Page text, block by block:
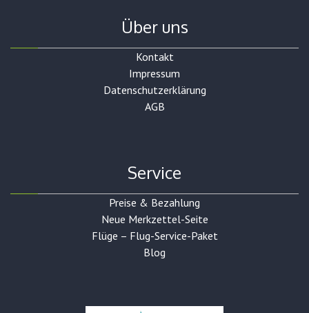
Über uns
Kontakt
Impressum
Datenschutzerklärung
AGB
Service
Preise & Bezahlung
Neue Merkzettel-Seite
Flüge – Flug-Service-Paket
Blog